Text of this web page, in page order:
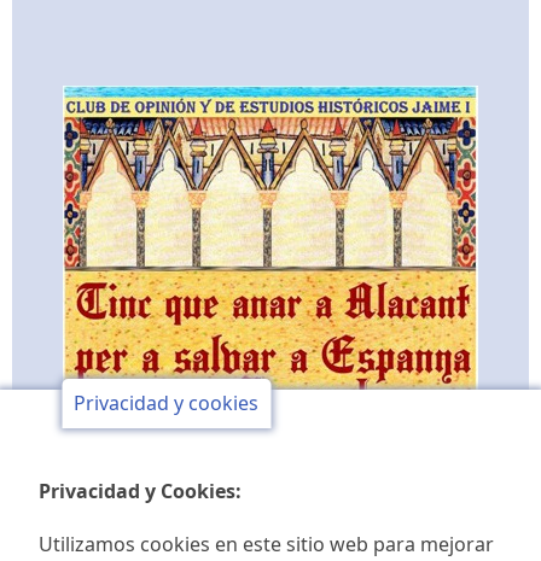
Privacidad y cookies
Privacidad y Cookies:
Utilizamos cookies en este sitio web para mejorar